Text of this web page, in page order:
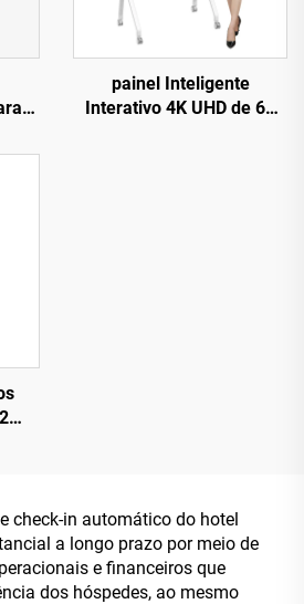
de
painel Inteligente
Interativo 4K UHD de 65
de
check-in automático do hotel
a longo prazo por meio de
e financeiros que
dos hóspedes, ao mesmo